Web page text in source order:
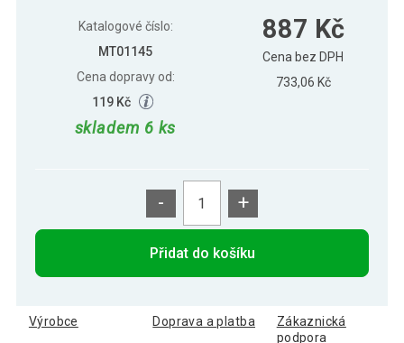
modrá, stohovatelná
887 Kč
Katalogové číslo:
MT01145
Cena dopravy od:
119 Kč
skladem 6 ks
887 Kč
Cena bez DPH
733,06 Kč
- +
Přidat do košíku
Výrobce Doprava a platba
Zákaznická
podpora